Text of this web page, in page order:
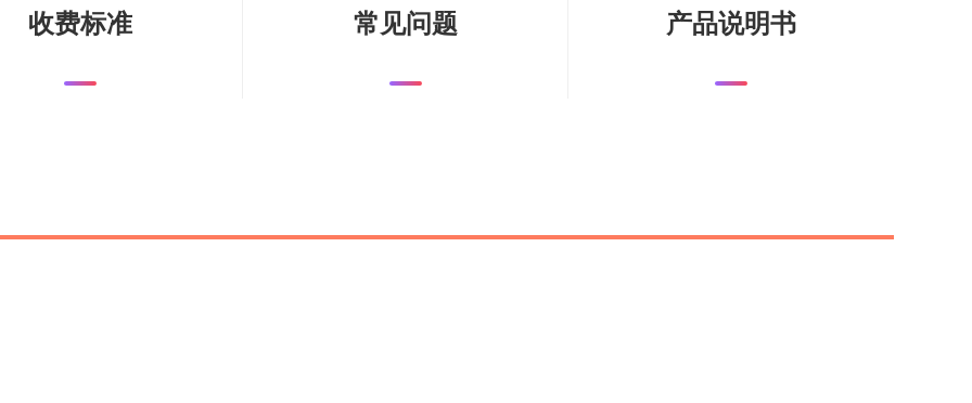
收费标准 常见问题 产品说明书